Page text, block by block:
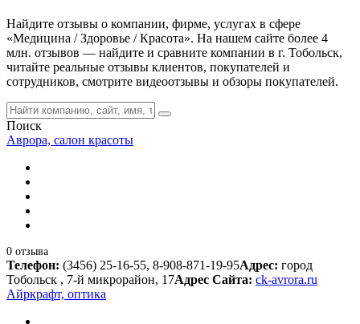
Найдите отзывы о компании, фирме, услугах в сфере
«Медицина / Здоровье / Красота». На нашем сайте более 4
млн. отзывов — найдите и сравните компании в г. Тобольск,
читайте реальные отзывы клиентов, покупателей и
сотрудников, смотрите видеоотзывы и обзоры покупателей.
Поиск
Аврора, салон красоты
0 отзыва
Телефон: (3456) 25-16-55, 8-908-871-19-95Адрес: город
Тобольск , 7-й микрорайон, 17Адрес Сайта: ck-avrora.ru
Айркрафт, оптика